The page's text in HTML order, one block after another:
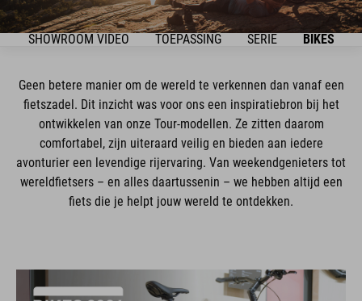
SHOWROOM VIDEO TOEPASSING SERIE BIKES
Geen betere manier om de wereld te verkennen dan vanaf een
fietszadel. Dit inzicht was voor ons een inspiratiebron bij het
ontwikkelen van onze Tour-modellen. Ze zitten daarom
comfortabel, zijn uiteraard veilig en bieden aan iedere
avonturier een levendige rijervaring. Van weekendgenieters tot
wereldfietsers – en alles daartussenin – we hebben altijd een
fiets die je helpt jouw wereld te ontdekken.